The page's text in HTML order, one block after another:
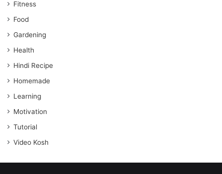
Fitness
Food
Gardening
Health
Hindi Recipe
Homemade
Learning
Motivation
Tutorial
Video Kosh